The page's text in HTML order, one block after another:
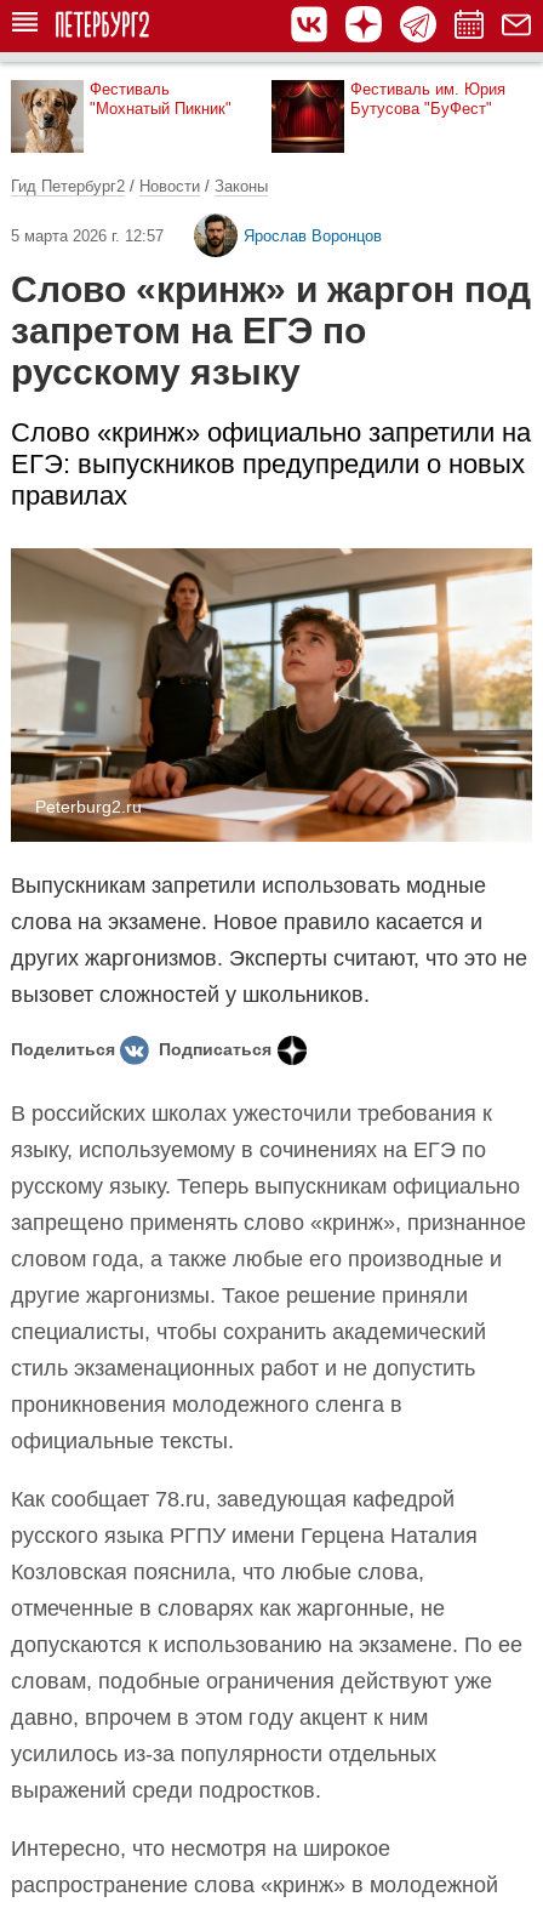
Фестиваль
"Мохнатый Пикник"
Фестиваль им. Юрия
Бутусова "БуФест"
Гид Петербург2 / Новости / Законы
5 марта 2026 г. 12:57 Ярослав Воронцов
Слово «кринж» и жаргон под
запретом на ЕГЭ по
русскому языку
Слово «кринж» официально запретили на
ЕГЭ: выпускников предупредили о новых
правилах
Peterburg2.ru
Выпускникам запретили использовать модные
слова на экзамене. Новое правило касается и
других жаргонизмов. Эксперты считают, что это не
вызовет сложностей у школьников.
Поделиться Подписаться
В российских школах ужесточили требования к
языку, используемому в сочинениях на ЕГЭ по
русскому языку. Теперь выпускникам официально
запрещено применять слово «кринж», признанное
словом года, а также любые его производные и
другие жаргонизмы. Такое решение приняли
специалисты, чтобы сохранить академический
стиль экзаменационных работ и не допустить
проникновения молодежного сленга в
официальные тексты.
Как сообщает 78.ru, заведующая кафедрой
русского языка РГПУ имени Герцена Наталия
Козловская пояснила, что любые слова,
отмеченные в словарях как жаргонные, не
допускаются к использованию на экзамене. По ее
словам, подобные ограничения действуют уже
давно, впрочем в этом году акцент к ним
усилилось из-за популярности отдельных
выражений среди подростков.
Интересно, что несмотря на широкое
распространение слова «кринж» в молодежной